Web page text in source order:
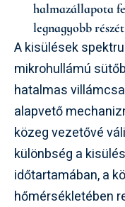
halmazállapota
legnagyobb
A kisülések
mikrohullámú
hatalmas
alapvető
közeg vezetővé
különbség a
időtartamában, a
hőmérsékletében